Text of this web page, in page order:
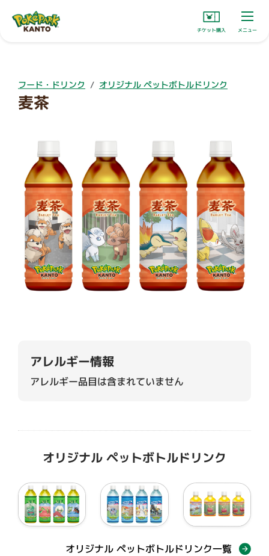
チケット購入 メニュー
フード・ドリンク オリジナル ペットボトルドリンク
麦茶
アレルギー情報
アレルギー品目は含まれていません
オリジナル ペットボトルドリンク
オリジナル ペットボトルドリンク一覧